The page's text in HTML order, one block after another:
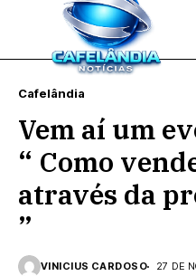
Cafelândia
Vem aí um
“ Como
através da
”
VINICIUS CARDOSO
27 DE